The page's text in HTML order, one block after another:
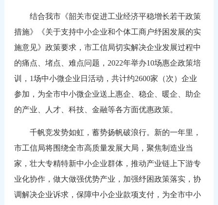
结合我市《韶关市促进工业经济平稳增长若干政策
措施》《关于支持中小企业和个体工商户纾困发展的实
施意见》政策要求，市工信局切实解决企业发展过程中
的痛点、堵点、难点问题，2022年举办10场惠企政策培
训，1场中小微企业日活动，共计约2600家（次）企业
参加，为全市中小微企业送上惠企、稳企、暖企、助企
的产业、人才、科技、金融等各方面优惠政策。
千帆竞发势如虹，蓄势扬帆破浪行。新的一年里，
市工信局将围绕全市高质量发展大局，聚焦制造业当
家，壮大专精特新中小企业群体，推动产业链上下游专
业化协作，做大做强优势产业，加强纾困政策落实，协
调解决企业诉求，保障中小企业款项支付，为全市中小